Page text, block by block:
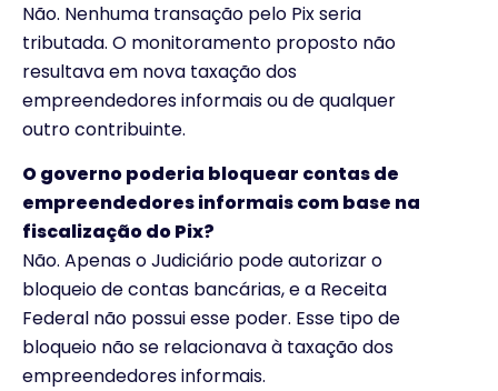
Não. Nenhuma transação pelo Pix seria
tributada. O monitoramento proposto não
resultava em nova taxação dos
empreendedores informais ou de qualquer
outro contribuinte.
O governo poderia bloquear contas de
empreendedores informais com base na
fiscalização do Pix?
Não. Apenas o Judiciário pode autorizar o
bloqueio de contas bancárias, e a Receita
Federal não possui esse poder. Esse tipo de
bloqueio não se relacionava à taxação dos
empreendedores informais.